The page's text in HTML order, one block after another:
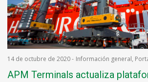
14 de octubre de 2020- Información general,
APM Terminals actualiza